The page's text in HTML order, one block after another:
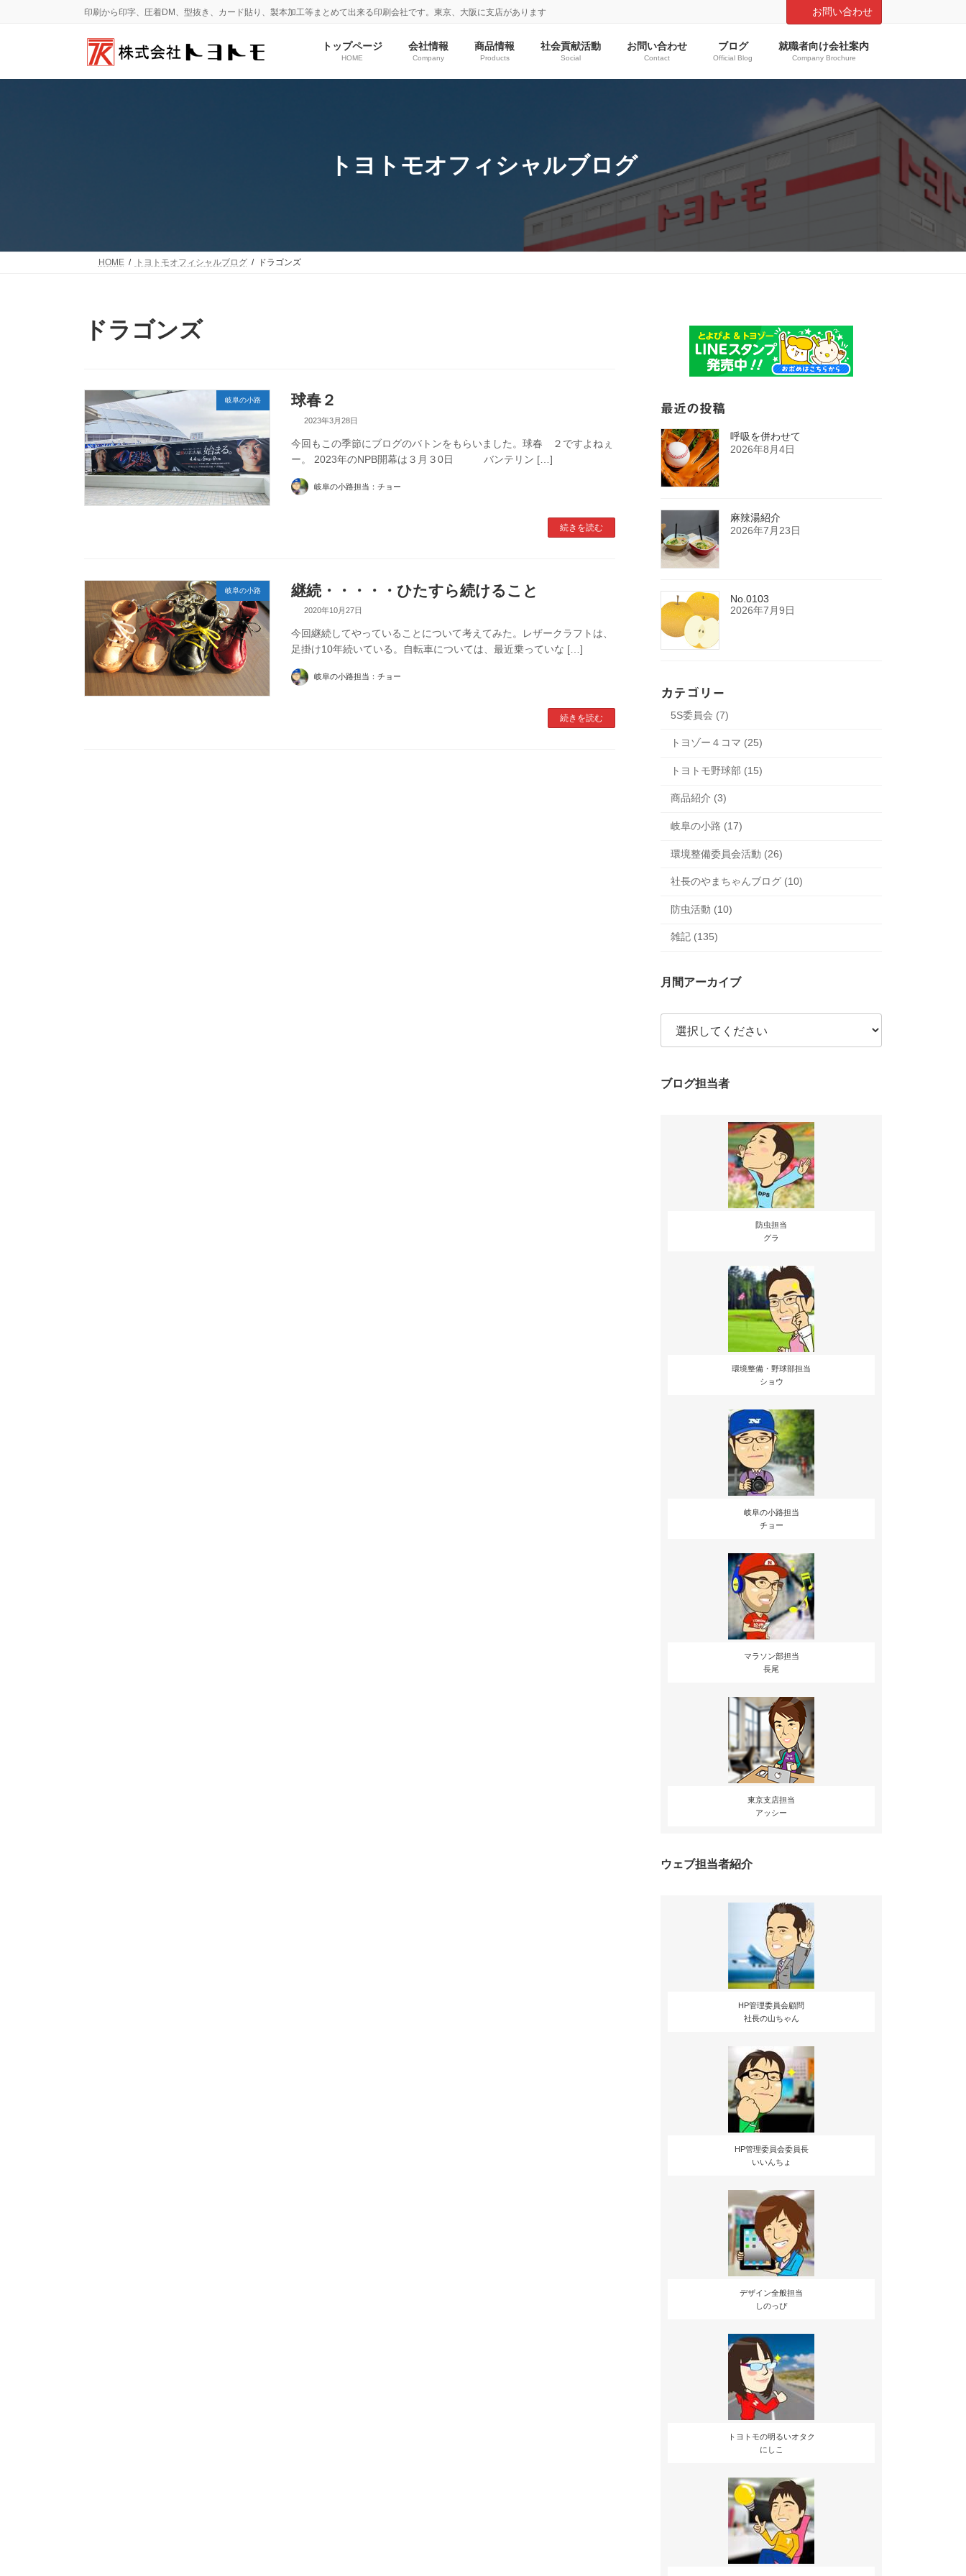
へ
ョ
印刷から印字、圧着DM、型抜き、カード貼り、製本加工等まとめて出来る印刷会社です。東京、大阪に支店があります お問い合わせ
トップページ
HOME
会社情報
Company
商品情報
Products
社会貢献活動
Social
お問い合わせ
Contact
ブログ
Official Blog
就職者向け会社案内
Company Brochure
トヨトモオフィシャルブログ
HOME トヨトモオフィシャルブログ ドラゴンズ
ドラゴンズ
岐阜の小路 球春２
2023年3月28日
今回もこの季節にブログのバトンをもらいました。球春 ２ですよねぇ
ー。 2023年のNPB開幕は３月３0日 バンテリン […]
岐阜の小路担当：チョー
続きを読む
岐阜の小路 継続・・・・・ひたすら続けること
2020年10月27日
今回継続してやっていることについて考えてみた。レザークラフトは、
足掛け10年続いている。自転車については、最近乗っていな […]
岐阜の小路担当：チョー
続きを読む
最近の投稿
呼吸を併わせて
2026年8月4日
麻辣湯紹介
2026年7月23日
No.0103
2026年7月9日
カテゴリー
5S委員会 (7)
トヨゾー４コマ (25)
トヨトモ野球部 (15)
商品紹介 (3)
岐阜の小路 (17)
環境整備委員会活動 (26)
社長のやまちゃんブログ (10)
防虫活動 (10)
雑記 (135)
月間アーカイブ
ブログ担当者
防虫担当
グラ
環境整備・野球部担当
ショウ
岐阜の小路担当
チョー
マラソン部担当
長尾
東京支店担当
アッシー
ウェブ担当者紹介
HP管理委員会顧問
社長の山ちゃん
HP管理委員会委員長
いいんちょ
デザイン全般担当
しのっぴ
トヨトモの明るいオタク
にしこ